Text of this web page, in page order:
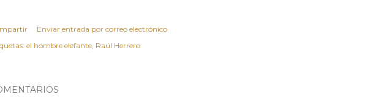
Enviar entrada por correo electrónico
el hombre elefante Raúl Herrero